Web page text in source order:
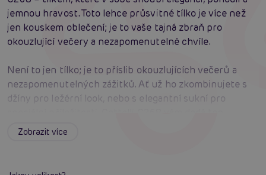
jemnou hravost. Toto lehce průsvitné tílko je více než
jen kouskem oblečení; je to vaše tajná zbraň pro
okouzlující večery a nezapomenutelné chvíle.
Není to jen tílko; je to příslib okouzlujících večerů a
nezapomenutelných zážitků. Ať už ho zkombinujete s
džíny pro ležérní look, nebo s elegantní sukní pro
správný šmrnc.
– od večírků po každodenní nošení.
Zobrazit více